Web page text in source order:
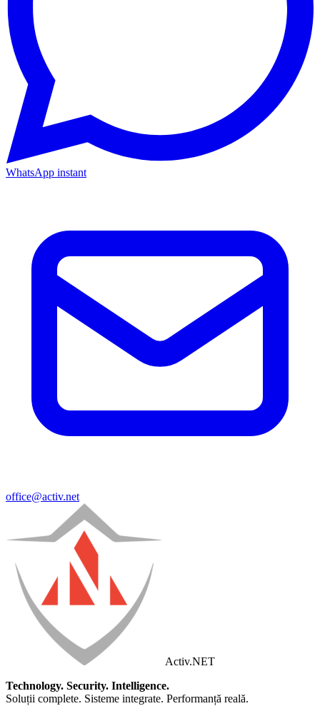
WhatsApp instant
office@activ.net
Activ.NET
Technology. Security. Intelligence.
Soluții complete. Sisteme integrate. Performanță reală.